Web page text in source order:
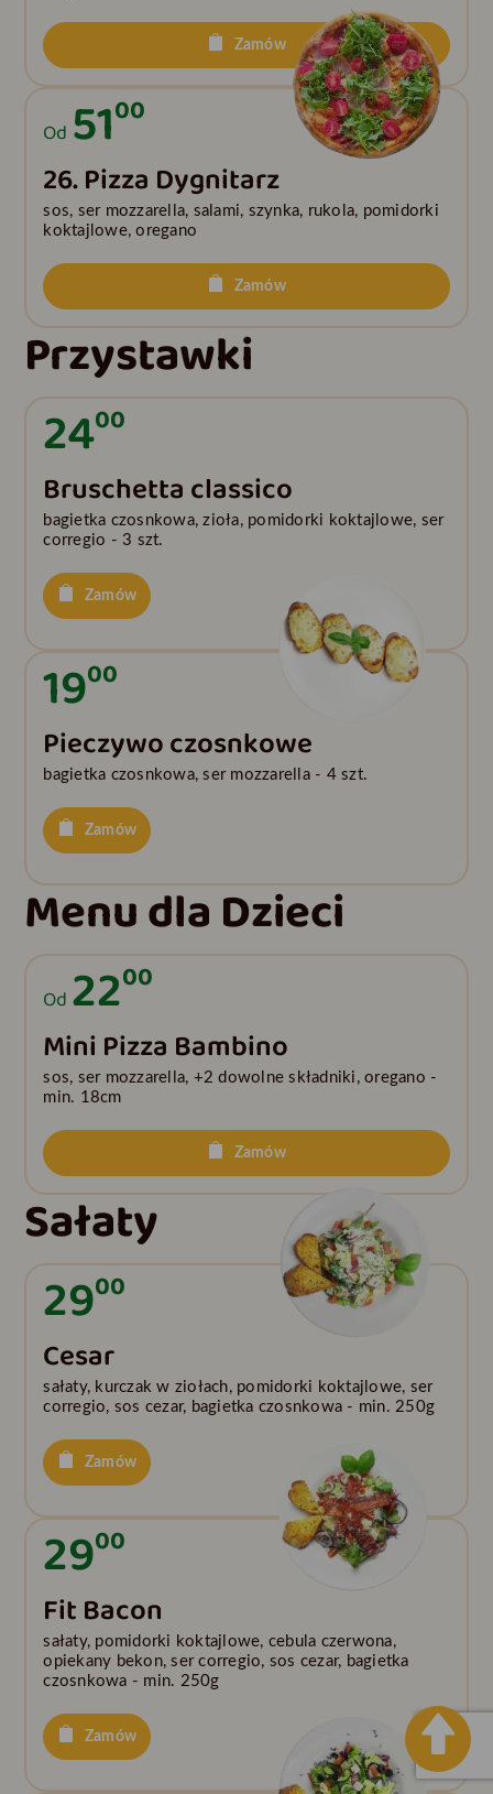
Zamów
Od 5100
26. Pizza Dygnitarz
sos, ser mozzarella, salami, szynka, rukola, pomidorki
koktajlowe, oregano
Zamów
Przystawki
2400
Bruschetta classico
bagietka czosnkowa, zioła, pomidorki koktajlowe, ser
corregio - 3 szt.
Zamów
1900
Pieczywo czosnkowe
bagietka czosnkowa, ser mozzarella - 4 szt.
Zamów
Menu dla Dzieci
Od 2200
Mini Pizza Bambino
sos, ser mozzarella, +2 dowolne składniki, oregano -
min. 18cm
Zamów
Sałaty
2900
Cesar
sałaty, kurczak w ziołach, pomidorki koktajlowe, ser
corregio, sos cezar, bagietka czosnkowa - min. 250g
Zamów
2900
Fit Bacon
sałaty, pomidorki koktajlowe, cebula czerwona,
opiekany bekon, ser corregio, sos cezar, bagietka
czosnkowa - min. 250g
Zamów